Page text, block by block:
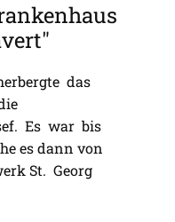
das
Es war bis
es dann von
St. Georg